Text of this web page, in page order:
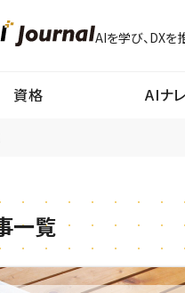
AIを学び、DXを
資格 AIナ
一覧